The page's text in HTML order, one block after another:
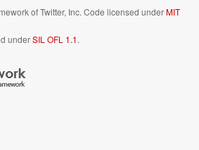
of Twitter, Inc. Code licensed underMIT
underSIL OFL 1.1.